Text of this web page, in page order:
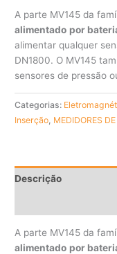
A parte MV145 da
alimentado por
alimentar qualquer
DN1800. O MV145
sensores de pressão
Categorias:
Inserção, MEDIDORES
Descrição
A parte MV145 da
alimentado por